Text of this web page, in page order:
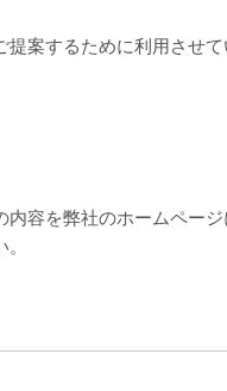
案するために利用させて
容を弊社のホームページ